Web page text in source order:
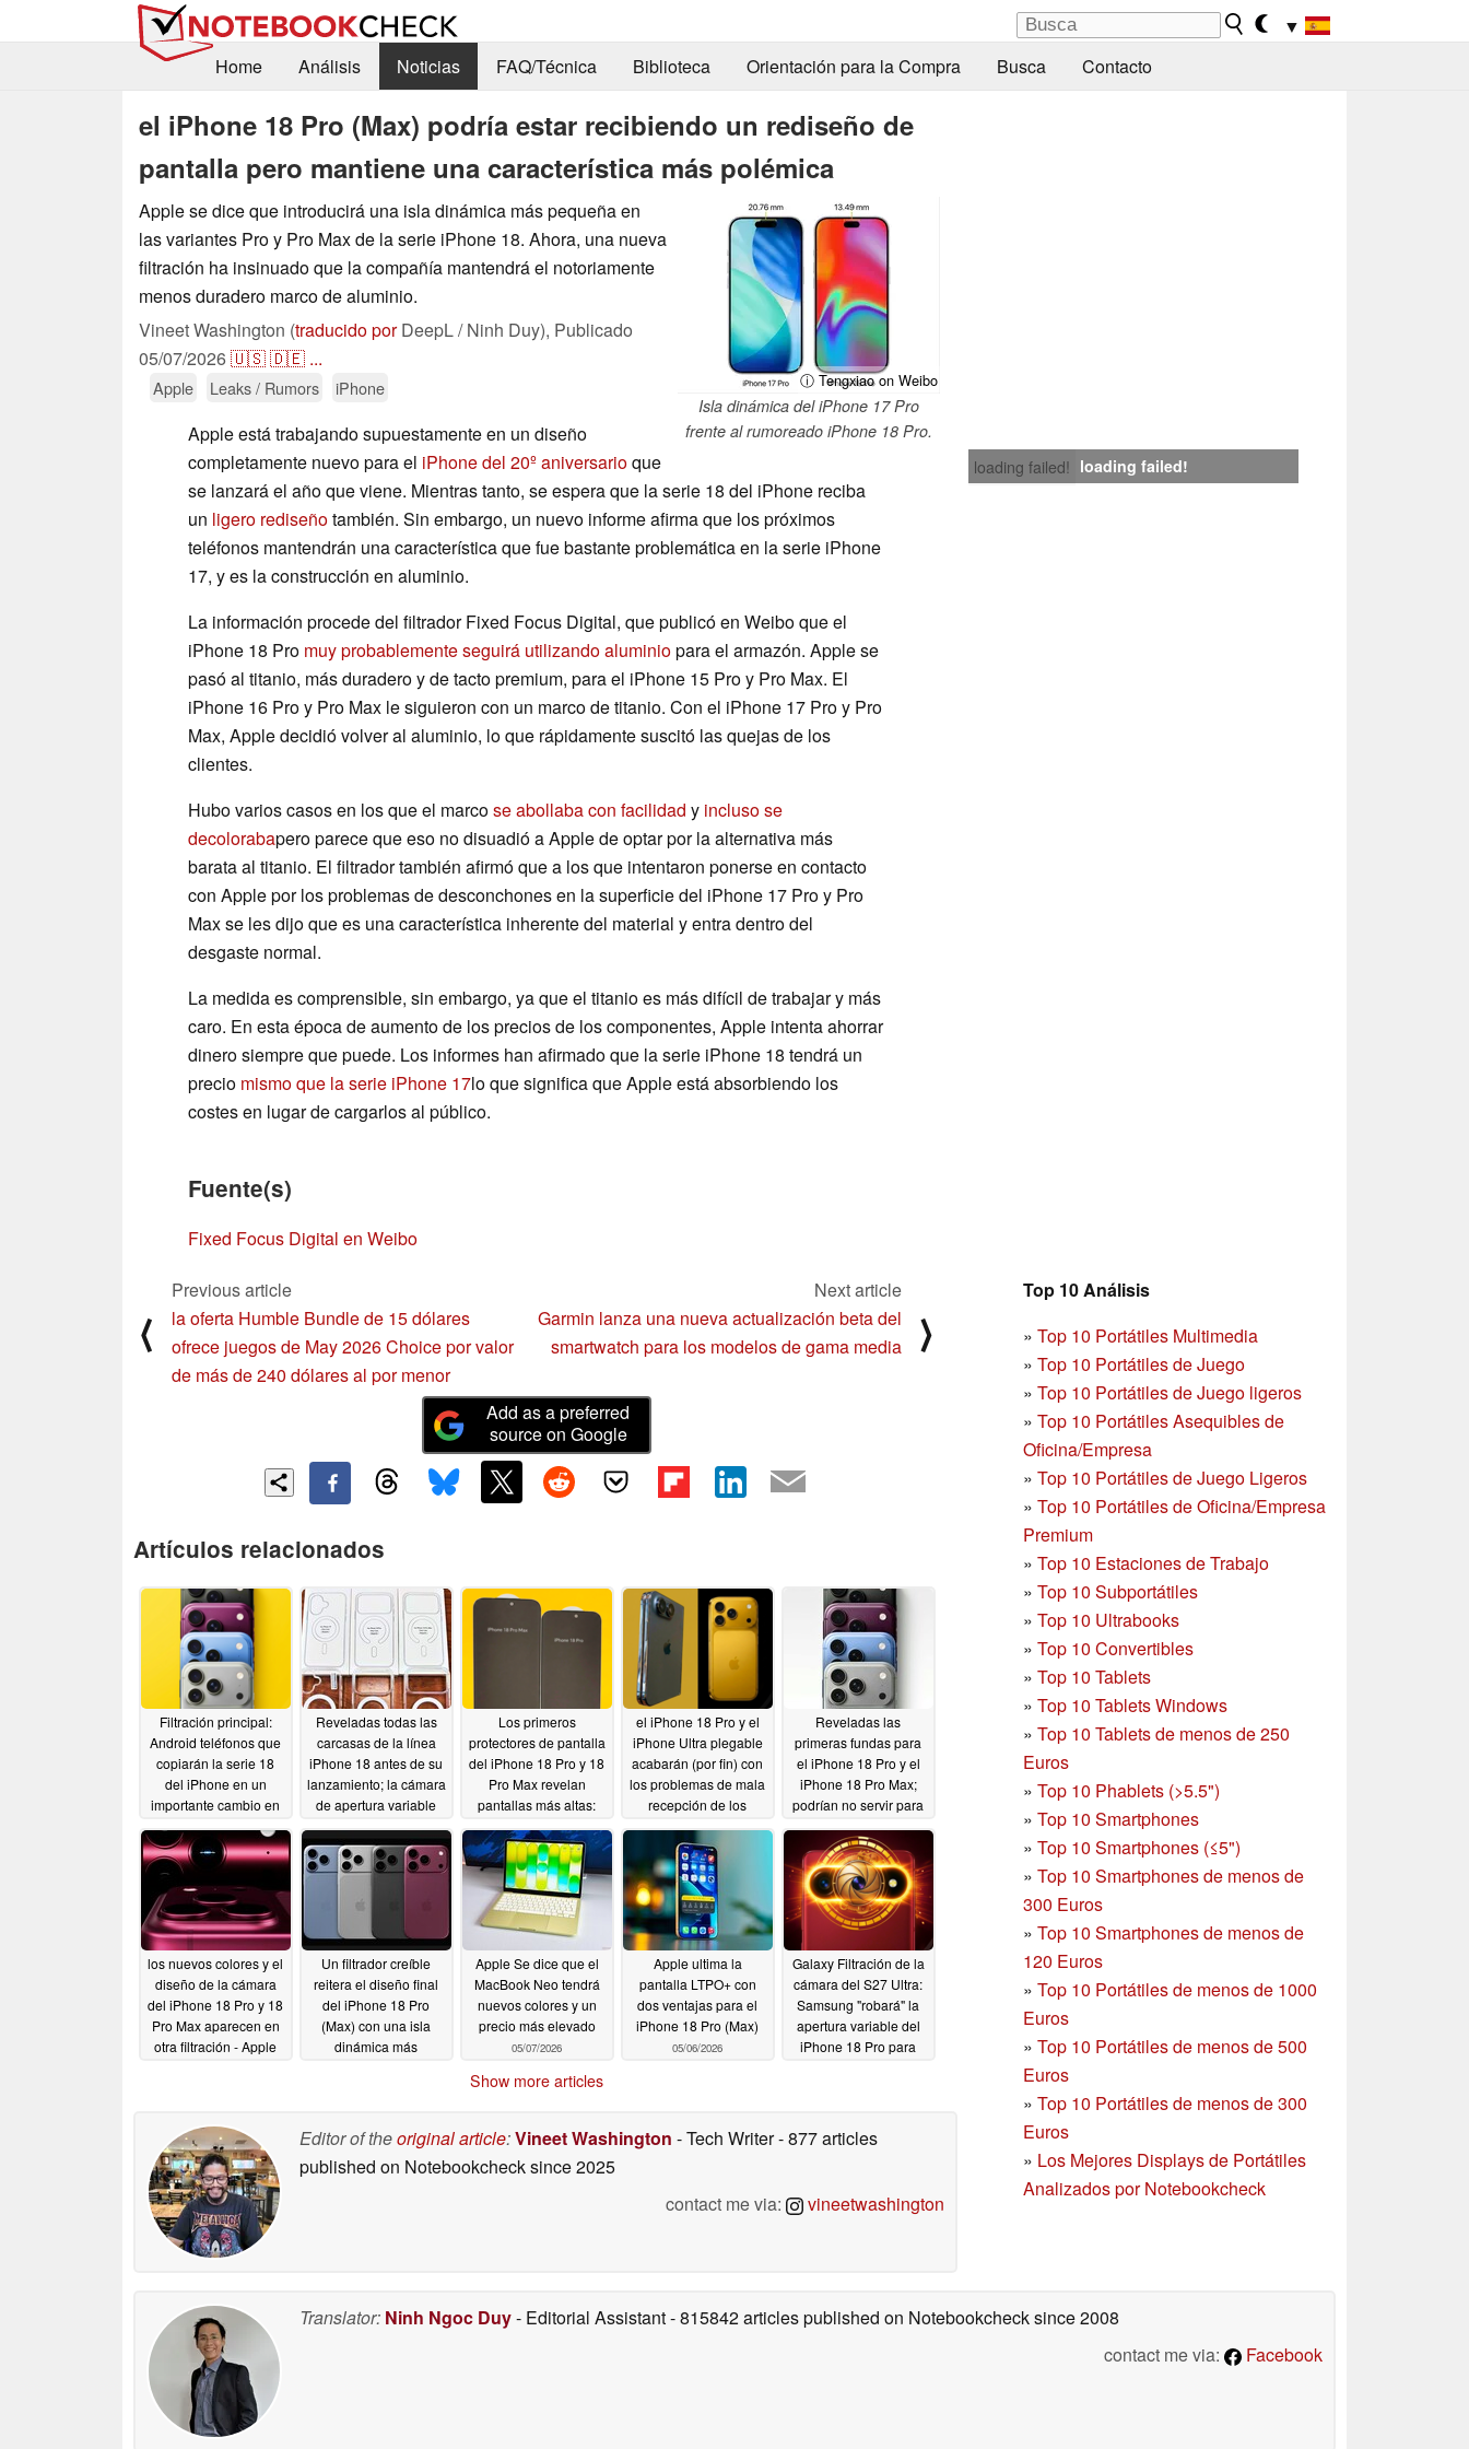
▼
Home
Análisis Noticias FAQ/Técnica Biblioteca Orientación para la Compra Busca Contacto
el iPhone 18 Pro (Max) podría estar recibiendo un rediseño de
pantalla pero mantiene una característica más polémica
ⓘ Tengxiao on Weibo
Isla dinámica del iPhone 17 Pro
frente al rumoreado iPhone 18 Pro.
Apple se dice que introducirá una isla dinámica más pequeña en
las variantes Pro y Pro Max de la serie iPhone 18. Ahora, una nueva
filtración ha insinuado que la compañía mantendrá el notoriamente
menos duradero marco de aluminio.
Vineet Washington (traducido porDeepL / Ninh Duy), Publicado
05/07/2026🇺🇸🇩🇪 ...
Apple Leaks / Rumors iPhone
loading failed! loading failed!
Apple está trabajando supuestamente en un diseño
completamente nuevo para el iPhone del 20º aniversarioque
se lanzará el año que viene. Mientras tanto, se espera que la serie 18 del iPhone reciba
un ligero rediseñotambién. Sin embargo, un nuevo informe afirma que los próximos
teléfonos mantendrán una característica que fue bastante problemática en la serie iPhone
17, y es la construcción en aluminio.
La información procede del filtrador Fixed Focus Digital, que publicó en Weibo que el
iPhone 18 Pro muy probablemente seguirá utilizando aluminiopara el armazón. Apple se
pasó al titanio, más duradero y de tacto premium, para el iPhone 15 Pro y Pro Max. El
iPhone 16 Pro y Pro Max le siguieron con un marco de titanio. Con el iPhone 17 Pro y Pro
Max, Apple decidió volver al aluminio, lo que rápidamente suscitó las quejas de los
clientes.
Hubo varios casos en los que el marcose abollaba con facilidad y incluso se
decolorabapero parece que eso no disuadió a Apple de optar por la alternativa más
barata al titanio. El filtrador también afirmó que a los que intentaron ponerse en contacto
con Apple por los problemas de desconchones en la superficie del iPhone 17 Pro y Pro
Max se les dijo que es una característica inherente del material y entra dentro del
desgaste normal.
La medida es comprensible, sin embargo, ya que el titanio es más difícil de trabajar y más
caro. En esta época de aumento de los precios de los componentes, Apple intenta ahorrar
dinero siempre que puede. Los informes han afirmado que la serie iPhone 18 tendrá un
precio mismo que la serie iPhone 17lo que significa que Apple está absorbiendo los
costes en lugar de cargarlos al público.
Fuente(s)
Fixed Focus Digital en Weibo
Top 10 Análisis
» Top 10 Portátiles Multimedia
» Top 10 Portátiles de Juego
» Top 10 Portátiles de Juego ligeros
» Top 10 Portátiles Asequibles de
Oficina/Empresa
» Top 10 Portátiles de Juego Ligeros
» Top 10 Portátiles de Oficina/Empresa
Premium
» Top 10 Estaciones de Trabajo
» Top 10 Subportátiles
» Top 10 Ultrabooks
» Top 10 Convertibles
» Top 10 Tablets
» Top 10 Tablets Windows
» Top 10 Tablets de menos de 250
Euros
» Top 10 Phablets (>5.5")
» Top 10 Smartphones
» Top 10 Smartphones (≤5")
» Top 10 Smartphones de menos de
300 Euros
» Top 10 Smartphonesde menos de
120 Euros
» Top 10 Portátiles de menos de 1000
Euros
» Top 10 Portátiles de menos de 500
Euros
» Top 10 Portátiles de menos de 300
Euros
» Los Mejores Displays de Portátiles
Analizados por Notebookcheck
⟨
Previous article
la oferta Humble Bundle de 15 dólares
ofrece juegos de May 2026 Choice por valor
de más de 240 dólares al por menor
Next article
Garmin lanza una nueva actualización beta del
smartwatch para los modelos de gama media
⟩
Add as a preferred
source on Google
Artículos relacionados
Filtración principal:
Android teléfonos que
copiarán la serie 18
del iPhone en un
importante cambio en
primero en la fila
05/27/2026
Reveladas todas las
carcasas de la línea
iPhone 18 antes de su
lanzamiento; la cámara
de apertura variable
grueso05/23/2026
Los primeros
protectores de pantalla
del iPhone 18 Pro y 18
Pro Max revelan
pantallas más altas:
de 7 pulgadas?
05/23/2026
el iPhone 18 Pro y el
iPhone Ultra plegable
acabarán (por fin) con
los problemas de mala
recepción de los
según una nueva
filtración05/22/2026
Reveladas las
primeras fundas para
el iPhone 18 Pro y el
iPhone 18 Pro Max;
podrían no servir para
05/18/2026
los nuevos colores y el
diseño de la cámara
del iPhone 18 Pro y 18
Pro Max aparecen en
otra filtración - Apple
Un filtrador creíble
reitera el diseño final
del iPhone 18 Pro
(Max) con una isla
dinámica más
05/09/2026
Apple Se dice que el
MacBook Neo tendrá
nuevos colores y un
precio más elevado
05/07/2026
Apple ultima la
pantalla LTPO+ con
dos ventajas para el
iPhone 18 Pro (Max)
05/06/2026
Galaxy Filtración de la
cámara del S27 Ultra:
Samsung "robará" la
apertura variable del
iPhone 18 Pro para
Show more articles
Editor of theoriginal article:Vineet Washington - Tech Writer- 877 articles
published on Notebookchecksince 2025
contact me via:
vineetwashington
Translator: Ninh Ngoc Duy- Editorial Assistant- 815842 articles published on Notebookchecksince 2008
contact me via:
Facebook